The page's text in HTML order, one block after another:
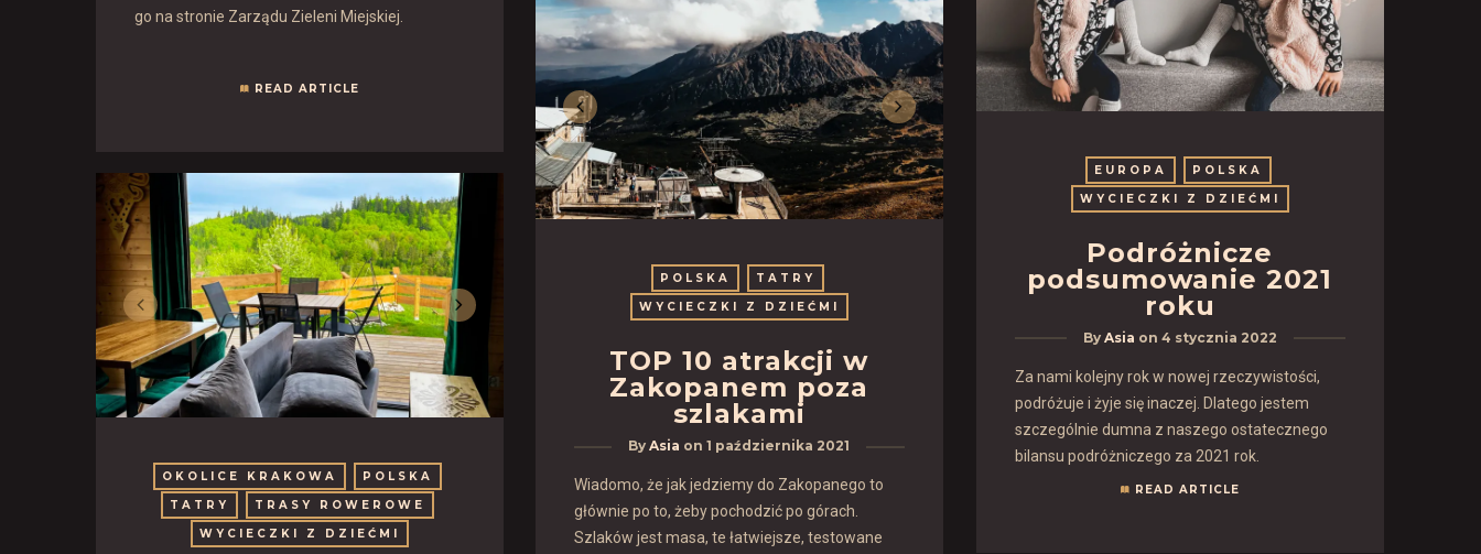
go na stronie Zarządu Zieleni Miejskiej.
READ ARTICLE
EUROPA
POLSKA
WYCIECZKI Z DZIEĆMI
Podróżnicze
podsumowanie 2021
roku
By Asia on 4 stycznia 2022
Za nami kolejny rok w nowej rzeczywistości,
podróżuje i żyje się inaczej. Dlatego jestem
szczególnie dumna z naszego ostatecznego
bilansu podróżniczego za 2021 rok.
READ ARTICLE
POLSKA
TATRY
WYCIECZKI Z DZIEĆMI
TOP 10 atrakcji w
Zakopanem poza
szlakami
ByAsia on1 października 2021
Wiadomo, że jak jedziemy do Zakopanego to
głównie po to, żeby pochodzić po górach.
Szlaków jest masa, te łatwiejsze, testowane
OKOLICE KRAKOWA
POLSKA
TATRY
TRASY ROWEROWE
WYCIECZKI Z DZIEĆMI